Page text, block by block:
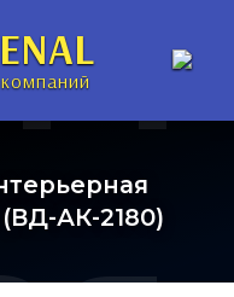
АК-2180)